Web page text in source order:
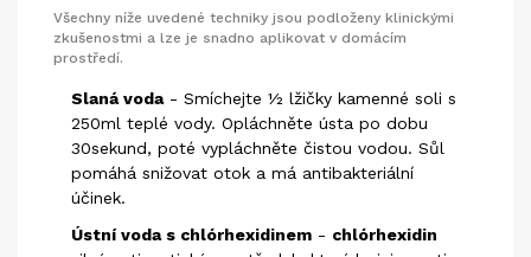
Všechny níže uvedené techniky jsou podloženy klinickými
zkušenostmi a lze je snadno aplikovat v domácím
prostředí.
Slaná voda- Smíchejte ½ lžičky kamenné soli s
250ml teplé vody. Opláchněte ústa po dobu
30sekund, poté vypláchněte čistou vodou. Sůl
pomáhá snižovat otok a má antibakteriální
účinek.
Ústní voda s chlórhexidinem - chlórhexidin